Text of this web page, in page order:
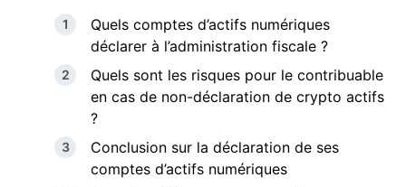
Quels comptes d’actifs numériques
déclarer à l’administration fiscale ?
Quels sont les risques pour le contribuable
en cas de non-déclaration de crypto actifs
?
Conclusion sur la déclaration de ses
comptes d’actifs numériques